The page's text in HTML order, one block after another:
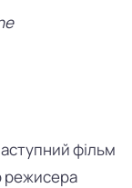
фільм
режисера